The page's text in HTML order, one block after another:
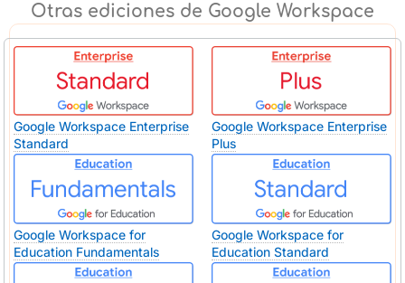
Otras ediciones de Google Workspace
Google Workspace Enterprise
Standard
Google Workspace Enterprise
Plus
Google Workspace for
Education Fundamentals
Google Workspace for
Education Standard